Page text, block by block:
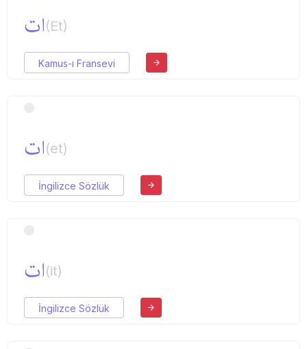
ات(Et)
Kamus-ı Fransevi
ات(et)
İngilizce Sözlük
ات(it)
İngilizce Sözlük